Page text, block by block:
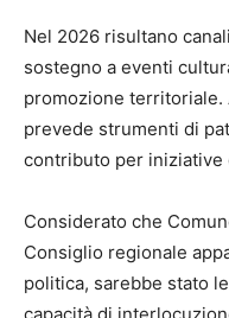
Nel 2026 risultano
sostegno a eventi
promozione
prevede strumenti di
contributo per
Considerato che
Consiglio regionale
politica, sarebbe stato
capacità di